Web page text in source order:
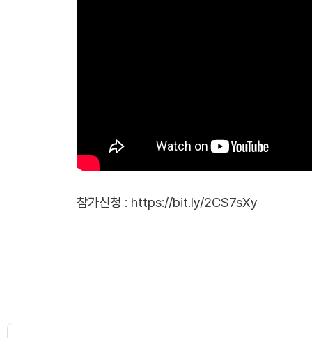
참가신청 : https://bit.ly/2CS7sXy